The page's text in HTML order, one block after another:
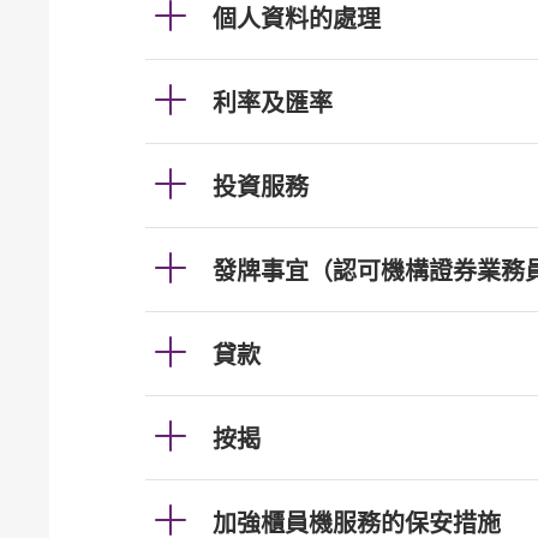
個人資料的處理
利率及匯率
投資服務
發牌事宜（認可機構證券業務
貸款
按揭
加強櫃員機服務的保安措施